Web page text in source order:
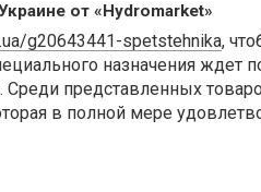
от «Hydromarket»
g20643441-spetstehnika,
назначения ждет
Среди представленных
в полной мере